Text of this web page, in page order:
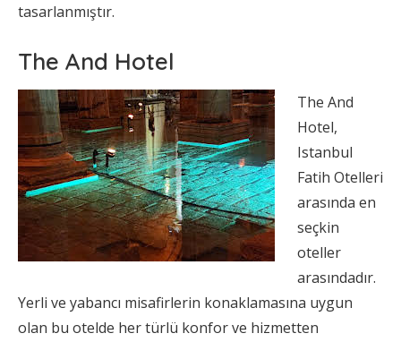
tasarlanmıştır.
The And Hotel
The And
Hotel,
Istanbul
Fatih Otelleri
arasında en
seçkin
oteller
arasındadır.
Yerli ve yabancı misafirlerin konaklamasına uygun
olan bu otelde her türlü konfor ve hizmetten